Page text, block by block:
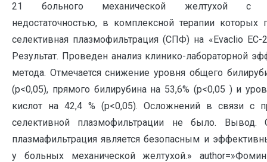
21 больного механической желтухой с
недостаточностью, в комплексной терапии которых
селективная плазмофильтрация (СПФ) на «Evaclio EC-
Результат. Проведен анализ клинико-лабораторной
метода. Отмечается снижение уровня общего
(р<0,05), прямого билирубина на 53,6% (р<0,05 ) и
кислот на 42,4 % (р<0,05). Осложнений в связи с
селективной плазмофильтрации не было. Вывод.
плазмафильтрация является безопасным и
у больных механической желтухой.»